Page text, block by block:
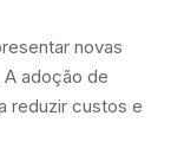
novas
adoção de
reduzir custos e